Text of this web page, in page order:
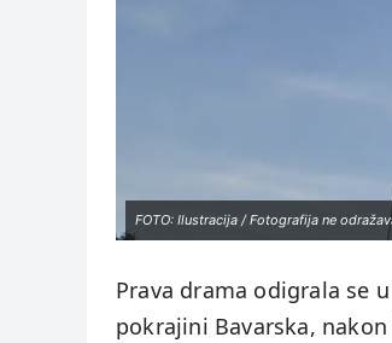
FOTO: Ilustracija / Fotografija ne
Prava drama odigrala se
pokrajini Bavarska,